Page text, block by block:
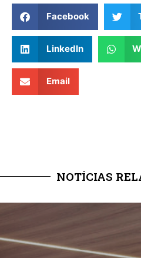
Facebook
LinkedIn
Email
NOTÍCIAS